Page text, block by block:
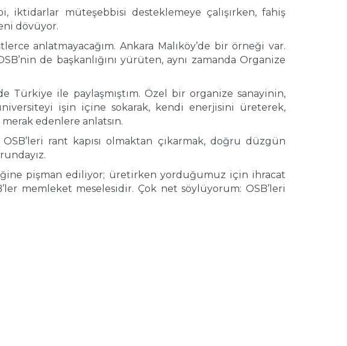
müteşebbisi desteklemeye çalışırken, fahiş
dövüyor.
anlatmayacağım. Ankara Malıköy’de bir örneği var.
de başkanlığını yürüten, aynı zamanda Organize
Türkiye ile paylaşmıştım. Özel bir organize sanayinin,
işin içine sokarak, kendi enerjisini üreterek,
edenlere anlatsın.
rant kapısı olmaktan çıkarmak, doğru düzgün
pişman ediliyor; üretirken yorduğumuz için ihracat
memleket meselesidir. Çok net söylüyorum: OSB’leri